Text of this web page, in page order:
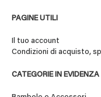
PAGINE UTILI
Il tuo account
Condizioni di acquisto,
CATEGORIE IN EVIDENZA